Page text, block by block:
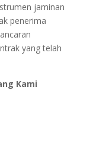
jaminan
penerima
yang telah
Kami